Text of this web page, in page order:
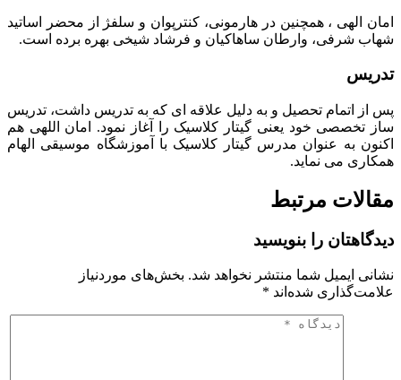
امان الهی ، همچنین در هارمونی، کنترپوان و‌ سلفژ از محضر اساتید
شهاب شرفی، وارطان ساهاکیان و فرشاد شیخی بهره برده است.
تدریس
پس از اتمام تحصیل و به دلیل علاقه ای که به تدریس داشت، تدریس
ساز تخصصی خود یعنی گیتار کلاسیک را آغاز نمود. امان اللهی هم
اکنون به عنوان مدرس گیتار کلاسیک با آموزشگاه موسیقی الهام
همکاری می نماید.
مقالات مرتبط
دیدگاهتان را بنویسید
نشانی ایمیل شما منتشر نخواهد شد. بخش‌های موردنیاز
علامت‌گذاری شده‌اند *